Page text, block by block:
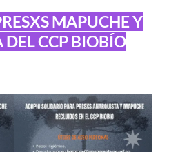
MAPUCHE Y
CCP BIOBÍO